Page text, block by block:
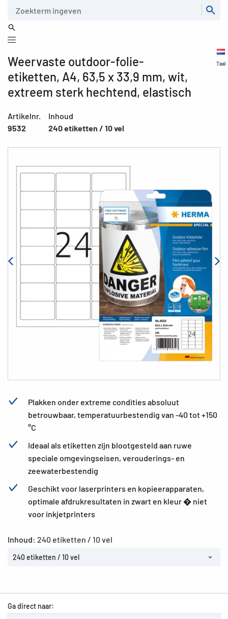
Taal
Weervaste outdoor-folie-
etiketten, A4, 63,5 x 33,9 mm, wit,
extreem sterk hechtend, elastisch
Artikelnr.
9532
Inhoud
240 etiketten / 10 vel
Plakken onder extreme condities absoluut
betrouwbaar, temperatuurbestendig van -40 tot +150
°C
Ideaal als etiketten zijn blootgesteld aan ruwe
speciale omgevingseisen, verouderings- en
zeewaterbestendig
Geschikt voor laserprinters en kopieerapparaten,
optimale afdrukresultaten in zwart en kleur � niet
voor inkjetprinters
Inhoud: 240 etiketten / 10 vel
240 etiketten / 10 vel
Ga direct naar: